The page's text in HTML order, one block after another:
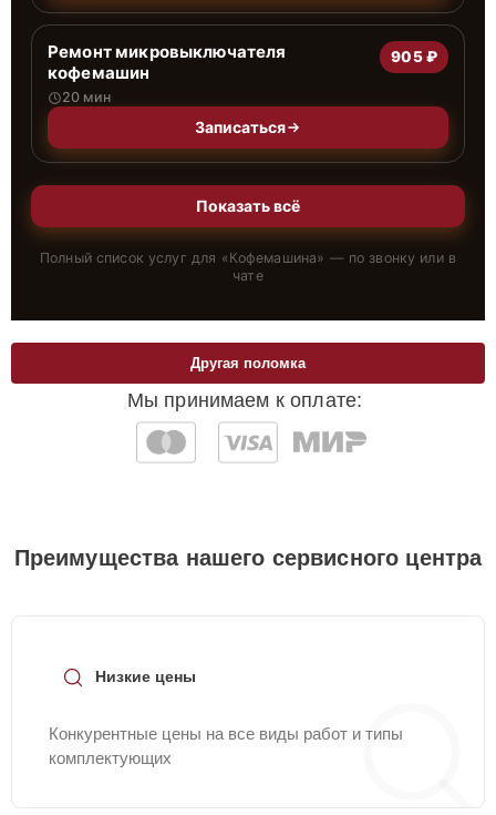
Ремонт микровыключателя
кофемашин
20 мин
905 ₽
Записаться
Показать всё
Полный список услуг для «Кофемашина» — по звонку или в
чате
Мы принимаем к оплате:
Другая поломка
Преимущества нашего сервисного центра
Низкие цены
Конкурентные цены на все виды работ и типы
комплектующих